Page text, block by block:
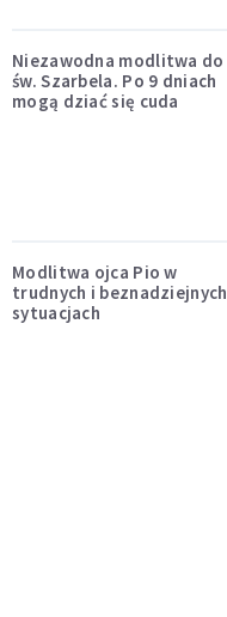
Niezawodna modlitwa do
św. Szarbela. Po 9 dniach
mogą dziać się cuda
Modlitwa ojca Pio w
trudnych i beznadziejnych
sytuacjach